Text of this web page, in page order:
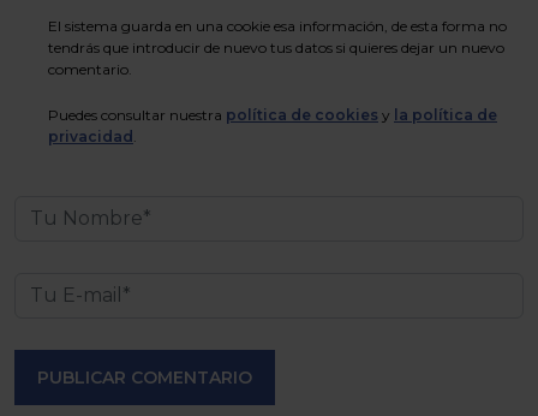
El sistema guarda en una cookie esa información, de esta forma no
tendrás que introducir de nuevo tus datos si quieres dejar un nuevo
comentario.
Puedes consultar nuestra política de cookies y la política de
privacidad .
PUBLICAR COMENTARIO